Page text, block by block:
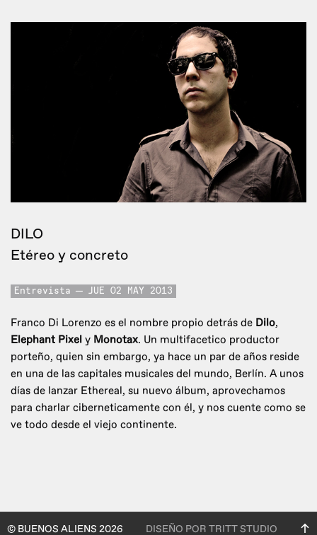
DILO
Etéreo y concreto
Entrevista JUE 02 MAY 2013
Franco Di Lorenzo es el nombre propio detrás de Dilo,
Elephant Pixel y Monotax. Un multifacetico productor
porteño, quien sin embargo, ya hace un par de años reside
en una de las capitales musicales del mundo, Berlín. A unos
días de lanzar Ethereal, su nuevo álbum, aprovechamos
para charlar ciberneticamente con él, y nos cuente como se
ve todo desde el viejo continente.
© BUENOS ALIENS 2026 DISEÑO POR TRITT STUDIO